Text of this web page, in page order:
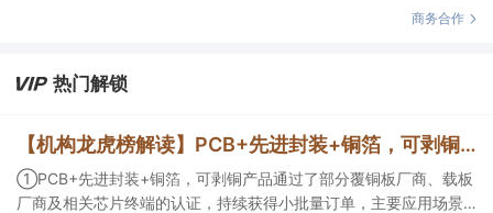
商务合作
热门解锁
【机构龙虎榜解读】PCB+先进封装+铜箔，可剥铜产品通过了部分覆铜板厂商、载板厂商及相关芯片终端的认证，持续获得小批量订单，主要应用场景包括芯片封装光模块用PCB，机构大额净买入这家公司
①PCB+先进封装+铜箔，可剥铜产品通过了部分覆铜板厂商、载板
厂商及相关芯片终端的认证，持续获得小批量订单，主要应用场景